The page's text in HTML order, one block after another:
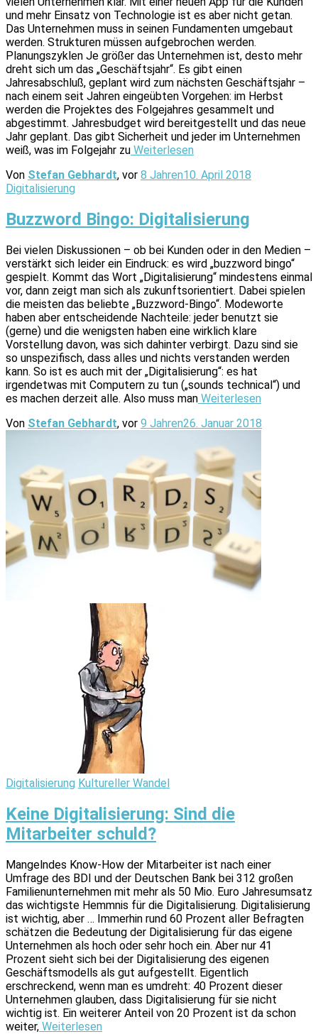
und mehr Einsatz von Technologie ist es aber nicht getan.
Das Unternehmen muss in seinen Fundamenten umgebaut
werden. Strukturen müssen aufgebrochen werden.
Planungszyklen Je größer das Unternehmen ist, desto mehr
dreht sich um das „Geschäftsjahr“. Es gibt einen
Jahresabschluß, geplant wird zum nächsten Geschäftsjahr –
nach einem seit Jahren eingeübten Vorgehen: im Herbst
werden die Projektes des Folgejahres gesammelt und
abgestimmt. Jahresbudget wird bereitgestellt und das neue
Jahr geplant. Das gibt Sicherheit und jeder im Unternehmen
weiß, was im Folgejahr zu Weiterlesen
Von Stefan Gebhardt, vor 8 Jahren10. April 2018
Digitalisierung
Buzzword Bingo: Digitalisierung
Bei vielen Diskussionen – ob bei Kunden oder in den Medien –
verstärkt sich leider ein Eindruck: es wird „buzzword bingo“
gespielt. Kommt das Wort „Digitalisierung“ mindestens einmal
vor, dann zeigt man sich als zukunftsorientiert. Dabei spielen
die meisten das beliebte „Buzzword-Bingo“. Modeworte
haben aber entscheidende Nachteile: jeder benutzt sie
(gerne) und die wenigsten haben eine wirklich klare
Vorstellung davon, was sich dahinter verbirgt. Dazu sind sie
so unspezifisch, dass alles und nichts verstanden werden
kann. So ist es auch mit der „Digitalisierung“: es hat
irgendetwas mit Computern zu tun („sounds technical“) und
es machen derzeit alle. Also muss man Weiterlesen
Von Stefan Gebhardt, vor 9 Jahren26. Januar 2018
Digitalisierung Kultureller Wandel
Keine Digitalisierung: Sind die
Mitarbeiter schuld?
Mangelndes Know-How der Mitarbeiter ist nach einer
Umfrage des BDI und der Deutschen Bank bei 312 großen
Familienunternehmen mit mehr als 50 Mio. Euro Jahresumsatz
das wichtigste Hemmnis für die Digitalisierung. Digitalisierung
ist wichtig, aber … Immerhin rund 60 Prozent aller Befragten
schätzen die Bedeutung der Digitalisierung für das eigene
Unternehmen als hoch oder sehr hoch ein. Aber nur 41
Prozent sieht sich bei der Digitalisierung des eigenen
Geschäftsmodells als gut aufgestellt. Eigentlich
erschreckend, wenn man es umdreht: 40 Prozent dieser
Unternehmen glauben, dass Digitalisierung für sie nicht
wichtig ist. Ein weiterer Anteil von 20 Prozent ist da schon
weiter, Weiterlesen